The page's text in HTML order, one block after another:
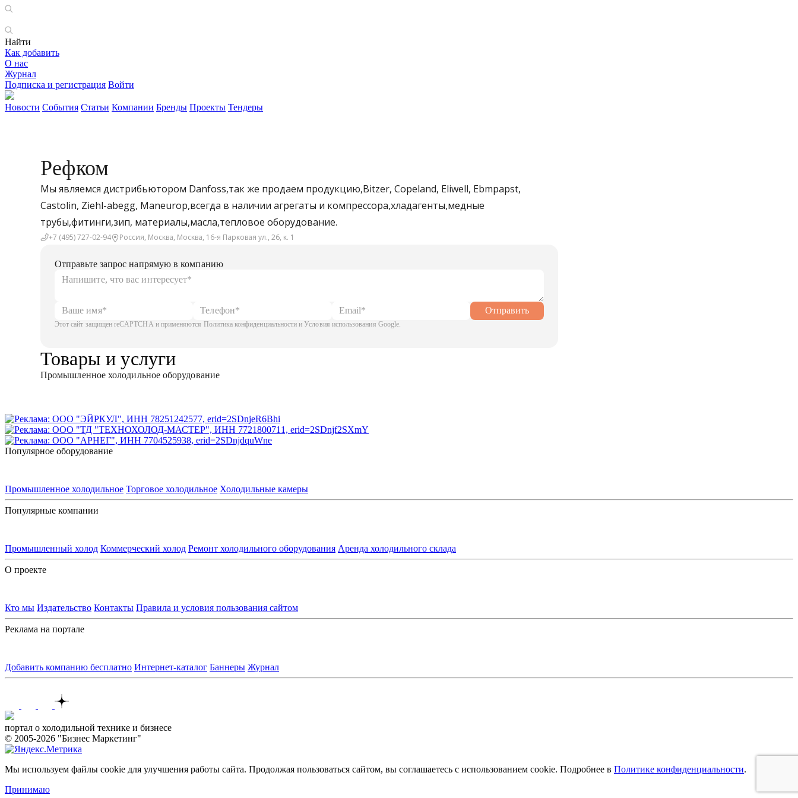
Найти
Как добавить
О нас
Журнал
Подписка и регистрация Войти
Новости События Статьи Компании Бренды Проекты Тендеры
Рефком
Мы являемся дистрибьютором Danfoss,так же продаем продукцию,Bitzer, Copeland, Eliwell, Ebmpapst,
Castolin, Ziehl-abegg, Maneurop,всегда в наличии агрегаты и компрессора,хладагенты,медные
трубы,фитинги,зип, материалы,масла,тепловое оборудование.
+7 (495) 727-02-94 Россия, Москва, Москва, 16-я Парковая ул., 26, к. 1
Отправьте запрос напрямую в компанию
Отправить
Этот сайт защищен reCAPTCHA и применяются Политика конфиденциальности и Условия использования Google.
Товары и услуги
Промышленное холодильное оборудование
Популярное оборудование
Промышленное холодильное Торговое холодильное Холодильные камеры
Популярные компании
Промышленный холод Коммерческий холод Ремонт холодильного оборудования Аренда холодильного склада
О проекте
Кто мы Издательство Контакты Правила и условия пользования сайтом
Реклама на портале
Добавить компанию бесплатно Интернет-каталог Баннеры Журнал
портал о холодильной технике и бизнесе
© 2005-2026 "Бизнес Маркетинг"
Мы используем файлы cookie для улучшения работы сайта. Продолжая пользоваться сайтом, вы соглашаетесь с использованием cookie. Подробнее в Политике конфиденциальности.
Принимаю